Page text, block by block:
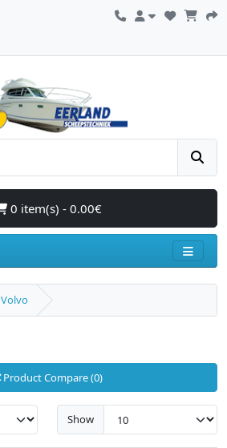
0 item(s) - 0.00€
Volvo
Product Compare (0)
Show